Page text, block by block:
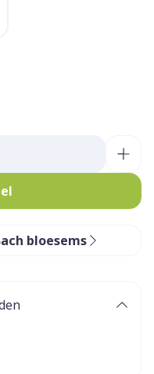
bloesems